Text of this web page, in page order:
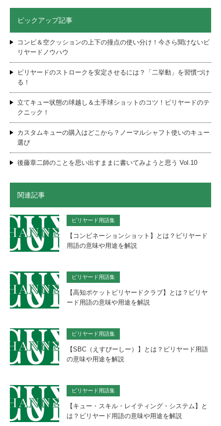
ピックアップ記事
コンビ＆空クッションの上下の撞点の使い分け！今さら聞けないビ
リヤードノウハウ
ビリヤードのストロークを安定させるには？「二挙動」を習慣づけ
る！
立てキュー状態の球越し＆土手球ショットのコツ！ビリヤードのテ
クニック！
カスタムキューの購入はどこから？ノーマルシャフト使いのキュー
選び
後藤章二師のことを思い出すままに書いてみようと思う Vol.10
関連記事
ビリヤード用語集
【コンビネーションショット】とは？ビリヤード
用語の意味や用途を解説
ビリヤード用語集
【高知ポケットビリヤードクラブ】とは？ビリヤ
ード用語の意味や用途を解説
ビリヤード用語集
【SBC（えすびーしー）】とは？ビリヤード用語
の意味や用途を解説
ビリヤード用語集
【キュー・スキル・レイティング・システム】と
は？ビリヤード用語の意味や用途を解説